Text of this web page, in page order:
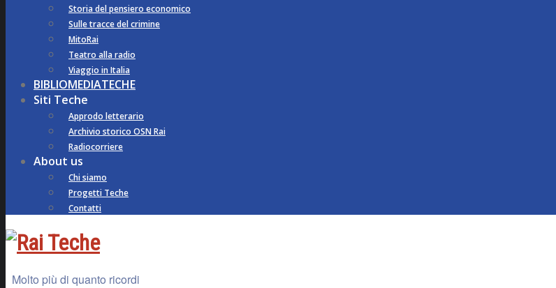
Storia del pensiero economico
Sulle tracce del crimine
MitoRai
Teatro alla radio
Viaggio in Italia
BIBLIOMEDIATECHE
Siti Teche
Approdo letterario
Archivio storico OSN Rai
Radiocorriere
About us
Chi siamo
Progetti Teche
Contatti
Molto più di quanto ricordi